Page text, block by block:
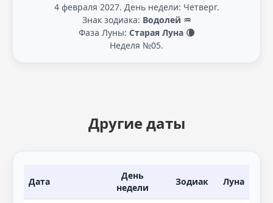
4 февраля 2027. День недели: Четверг.
Знак зодиака: Водолей ♒
Фаза Луны: Старая Луна 🌘
Неделя №05.
Другие даты
Дата
День
недели
Зодиак Луна